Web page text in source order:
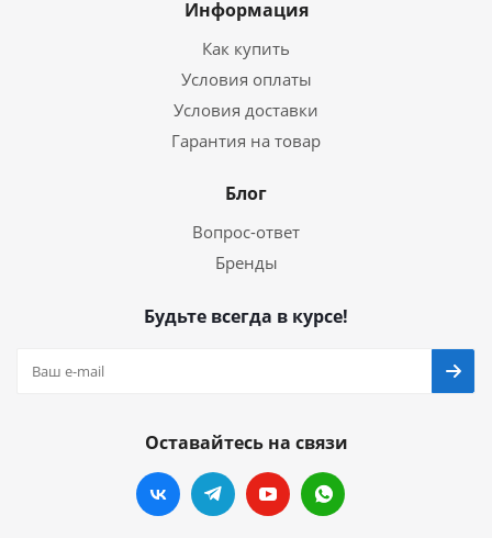
Информация
Как купить
Условия оплаты
Условия доставки
Гарантия на товар
Блог
Вопрос-ответ
Бренды
Будьте всегда в курсе!
Оставайтесь на связи